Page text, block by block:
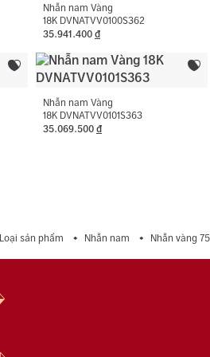
Trắng
Hình tròn
Nhẫn nam Vàng
18K DVNATVV0100S362
35.941.400 đ
Nhẫn nam Vàng
18K DVNATVV0101S363
35.069.500 đ
Loại sản phẩm Nhẫn nam Nhẫn vàng